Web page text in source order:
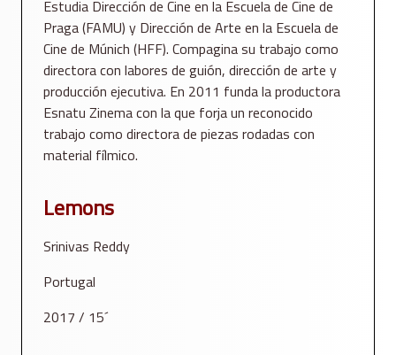
Estudia Dirección de Cine en la Escuela de Cine de
Praga (FAMU) y Dirección de Arte en la Escuela de
Cine de Múnich (HFF). Compagina su trabajo como
directora con labores de guión, dirección de arte y
producción ejecutiva. En 2011 funda la productora
Esnatu Zinema con la que forja un reconocido
trabajo como directora de piezas rodadas con
material fílmico.
Lemons
Srinivas Reddy
Portugal
2017 / 15´